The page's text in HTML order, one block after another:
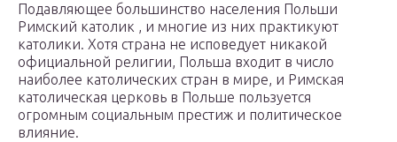
Подавляющее большинство населения Польши
Римский католик , и многие из них практикуют
католики. Хотя страна не исповедует никакой
официальной религии, Польша входит в число
наиболее католических стран в мире, и Римская
католическая церковь в Польше пользуется
огромным социальным престиж и политическое
влияние.